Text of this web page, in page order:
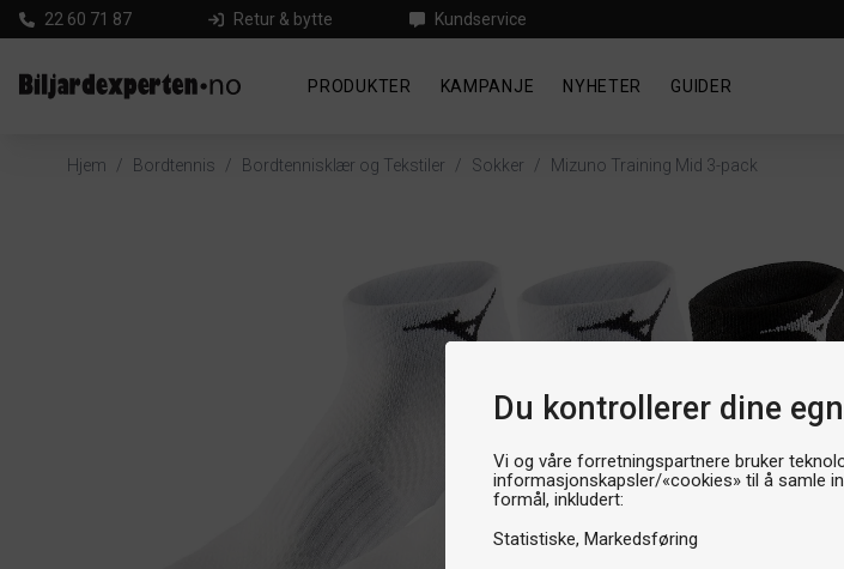
Du kontrollerer dine
Vi og våre forretningspartnere bruker
informasjonskapsler/«cookies» til å samle
formål, inkludert:
Statistiske Markedsføring
22 60 71 87 Retur & bytte Kundservice
PRODUKTER KAMPANJE NYHETER GUIDER
Hjem / Bordtennis / Bordtennisklær og Tekstiler / Sokker / Mizuno Training Mid 3-pack